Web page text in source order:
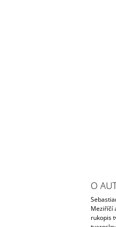
O
Meziříčí
rukopis